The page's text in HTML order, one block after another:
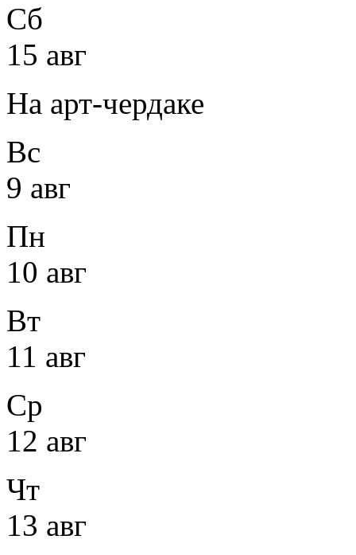
Сб
15 авг
На арт-чердаке
Вс
9 авг
Пн
10 авг
Вт
11 авг
Ср
12 авг
Чт
13 авг